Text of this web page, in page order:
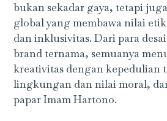
bukan sekadar gaya, tetapi
global yang membawa nilai
dan inklusivitas. Dari para
brand ternama, semuanya
kreativitas dengan kepedulian
lingkungan dan nilai moral,
papar Imam Hartono.